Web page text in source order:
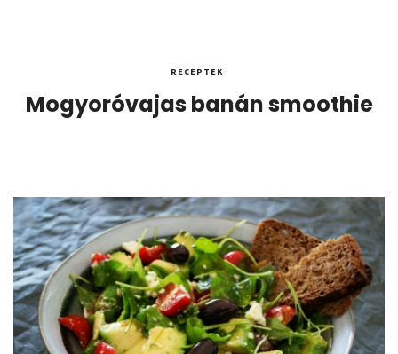
RECEPTEK
Mogyoróvajas banán smoothie